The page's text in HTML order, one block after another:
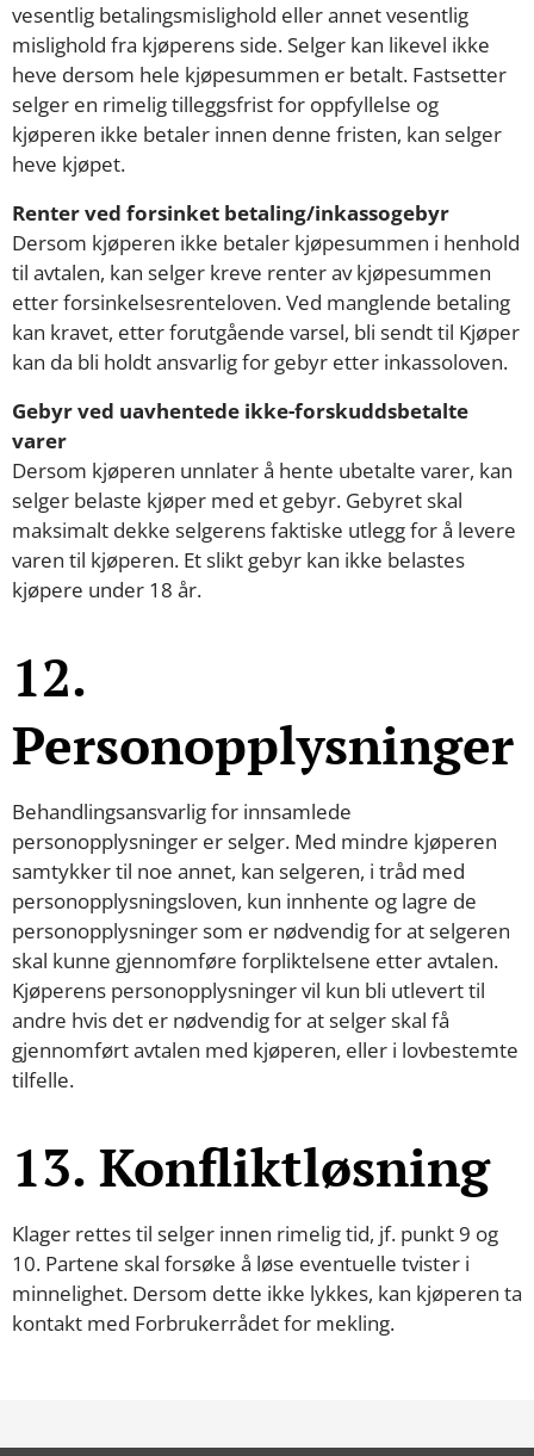
vesentlig betalingsmislighold eller annet vesentlig
mislighold fra kjøperens side. Selger kan likevel ikke
heve dersom hele kjøpesummen er betalt. Fastsetter
selger en rimelig tilleggsfrist for oppfyllelse og
kjøperen ikke betaler innen denne fristen, kan selger
heve kjøpet.
Renter ved forsinket betaling/inkassogebyr
Dersom kjøperen ikke betaler kjøpesummen i henhold
til avtalen, kan selger kreve renter av kjøpesummen
etter forsinkelsesrenteloven. Ved manglende betaling
kan kravet, etter forutgående varsel, bli sendt til Kjøper
kan da bli holdt ansvarlig for gebyr etter inkassoloven.
Gebyr ved uavhentede ikke-forskuddsbetalte
varer
Dersom kjøperen unnlater å hente ubetalte varer, kan
selger belaste kjøper med et gebyr. Gebyret skal
maksimalt dekke selgerens faktiske utlegg for å levere
varen til kjøperen. Et slikt gebyr kan ikke belastes
kjøpere under 18 år.
12.
Personopplysninger
Behandlingsansvarlig for innsamlede
personopplysninger er selger. Med mindre kjøperen
samtykker til noe annet, kan selgeren, i tråd med
personopplysningsloven, kun innhente og lagre de
personopplysninger som er nødvendig for at selgeren
skal kunne gjennomføre forpliktelsene etter avtalen.
Kjøperens personopplysninger vil kun bli utlevert til
andre hvis det er nødvendig for at selger skal få
gjennomført avtalen med kjøperen, eller i lovbestemte
tilfelle.
13. Konfliktløsning
Klager rettes til selger innen rimelig tid, jf. punkt 9 og
10. Partene skal forsøke å løse eventuelle tvister i
minnelighet. Dersom dette ikke lykkes, kan kjøperen ta
kontakt med Forbrukerrådet for mekling.